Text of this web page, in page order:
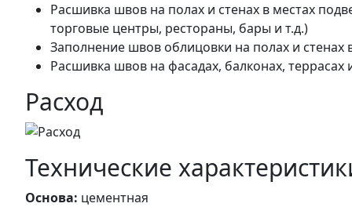
Расшивка швов на полах и стенах в местах
торговые центры, рестораны, бары и т.д.)
Заполнение швов облицовки на полах и
Расшивка швов на фасадах, балконах, террасах
Расход
Технические
Основа: цементная